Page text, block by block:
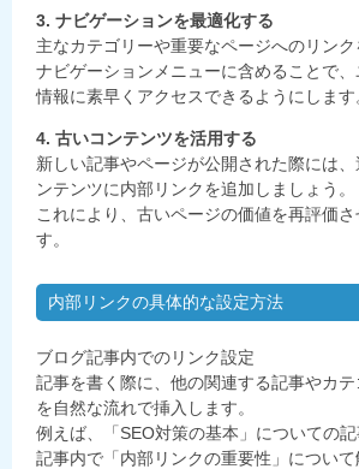
3. ナビゲーションを最適化する
主なカテゴリーや重要なページへのリン
ナビゲーションメニューに含めることで
情報に素早くアクセスできるようにします
4. 古いコンテンツを活用する
新しい記事やページが公開された際には
ンテンツに内部リンクを追加しましょう。
これにより、古いページの価値を再評価
す。
内部リンクの具体的な設定方法
ブログ記事内でのリンク設定
記事を書く際に、他の関連する記事やカ
を自然な流れで挿入します。
例えば、「SEO対策の基本」についての
記事内で「内部リンクの重要性」につい